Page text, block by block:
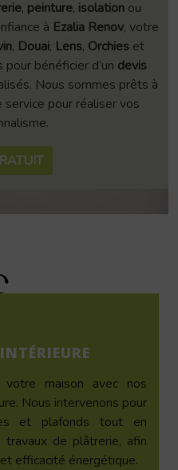
, peinture, isolation ou
à Ezalia Renov, votre
, Douai, Lens, Orchies et
pour bénéficier d’un devis
Nous sommes prêts à
pour réaliser vos
maison avec nos
Nous intervenons pour
et plafonds tout en
de plâtrerie, afin
efficacité énergétique.